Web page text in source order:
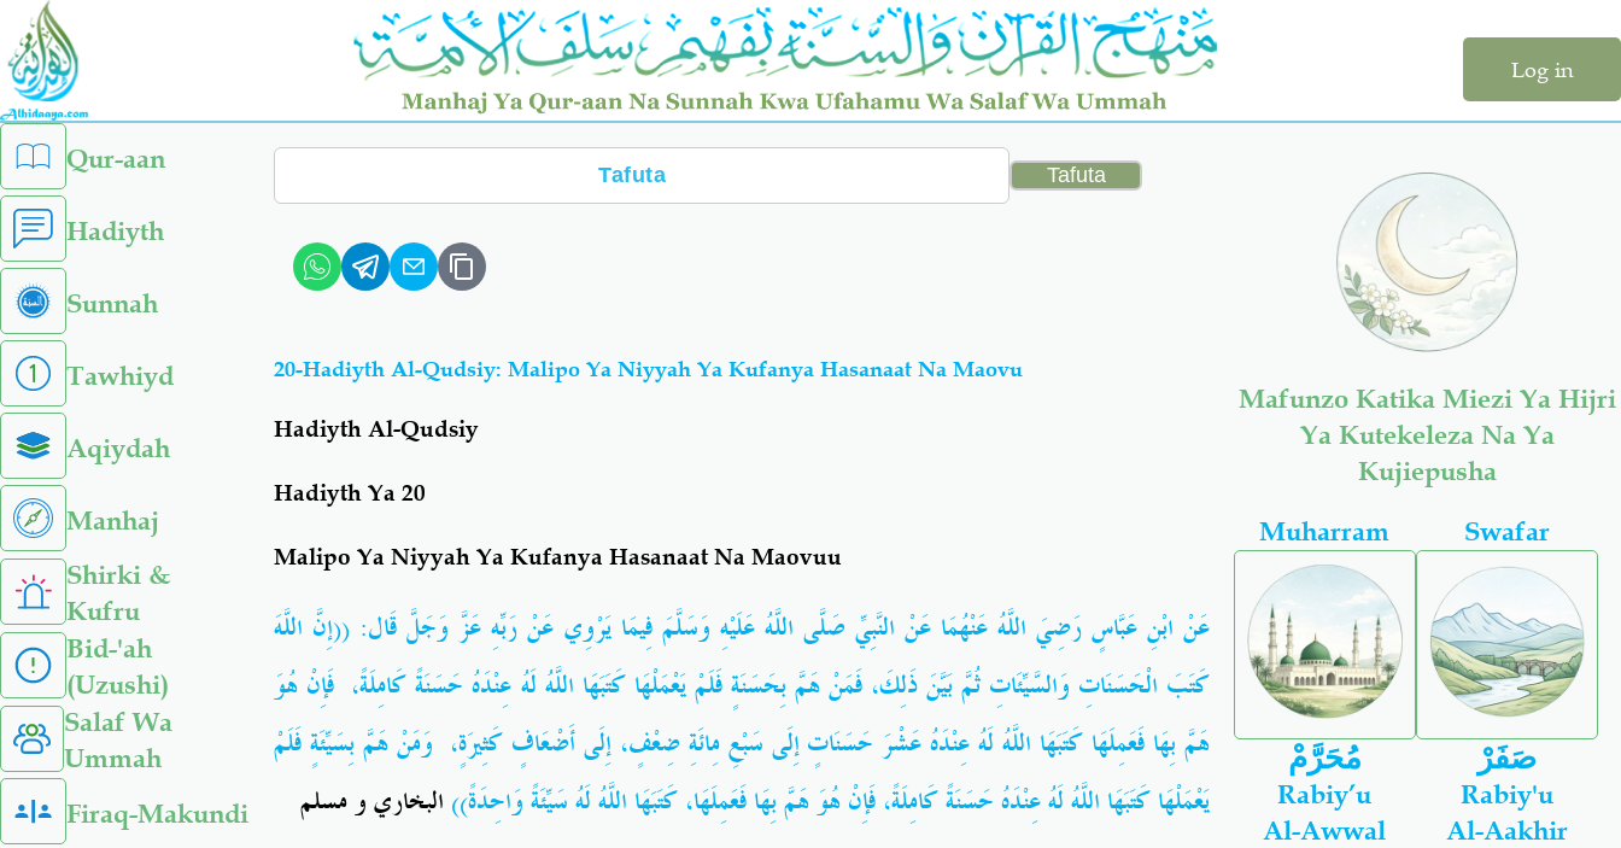
Skip
main
content
Log in
left
sidebar
menu
Qur-aan
Hadiyth
Sunnah
Tawhiyd
Aqiydah
Manhaj
Shirki &
Kufru
Bid-'ah
(Uzushi)
Salaf Wa
Ummah
Firaq-Makundi
Search
20-Hadiyth Al-Qudsiy: Malipo Ya Niyyah Ya Kufanya Hasanaat Na Maovu
Hadiyth Al-Qudsiy
Hadiyth Ya 20
Malipo Ya Niyyah Ya Kufanya Hasanaat Na Maovuu
عَنْ ابْنِ عَبَّاسٍ رَضِيَ اللَّهُ عَنْهُمَا عَنْ النَّبِيِّ صَلَّى اللَّهُ عَلَيْهِ وَسَلَّمَ فِيمَا يَرْوِي عَنْ رَبِّهِ عَزَّ وَجَلَّ قَال: ((إِنَّ اللَّهَ
كَتَبَ الْحَسَنَاتِ وَالسَّيِّئَاتِ ثُمَّ بَيَّنَ ذَلِكَ، فَمَنْ هَمَّ بِحَسَنَةٍ فَلَمْ يَعْمَلْهَا كَتَبَهَا اللَّهُ لَهُ عِنْدَهُ حَسَنَةً كَامِلَةً، فَإِنْ هُوَ
هَمَّ بِهَا فَعَمِلَهَا كَتَبَهَا اللَّهُ لَهُ عِنْدَهُ عَشْرَ حَسَنَاتٍ إِلَى سَبْعِ مِائَةِ ضِعْفٍ، إِلَى أَضْعَافٍ كَثِيرَةٍ، وَمَنْ هَمَّ بِسَيِّئَةٍ فَلَمْ
يَعْمَلْهَا كَتَبَهَا اللَّهُ لَهُ عِنْدَهُ حَسَنَةً كَامِلَةً،فَإِنْ هُوَ هَمَّ بِهَا فَعَمِلَهَا، كَتَبَهَا اللَّهُ لَهُ سَيِّئَةً وَاحِدَةً)) البخاري و مسلم
Mafunzo Katika Miezi Ya Hijri
Ya Kutekeleza Na Ya
Kujiepusha
Muharram
مُحَرَّمْ
Swafar
صَفَرْ
Rabiy’u
Al-Awwal
Rabiy'u
Al-Aakhir